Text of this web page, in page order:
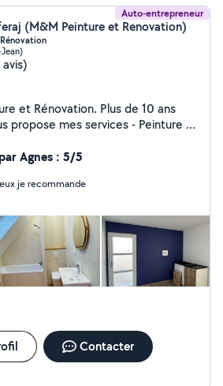
Auto-entrepreneur
(M&M Peinture et Renovation)
mes services - Peinture -
Travail de qualité
je reste à votre
Agnes : 5/5
je recommande
Contacter